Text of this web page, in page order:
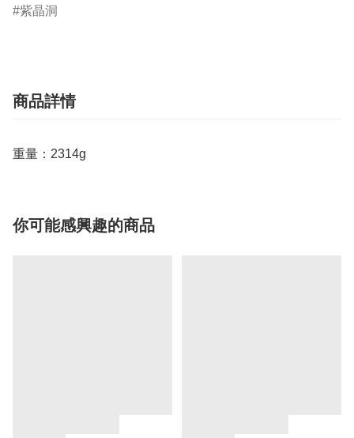
紫晶洞
商品詳情
重量：2314g
你可能感興趣的商品